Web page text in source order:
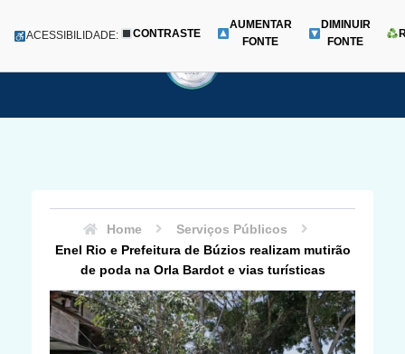
para
Menu
ACESSIBILIDADE: CONTRASTE
AUMENTAR
FONTE
DIMINUIR
FONTE
Home
Serviços Públicos
Enel Rio e Prefeitura de Búzios realizam mutirão
de poda na Orla Bardot e vias turísticas